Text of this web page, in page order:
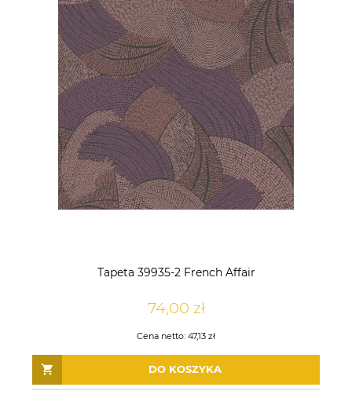
Tapeta 39935-2 French Affair
74,00 zł
Cena netto: 47,13 zł
DO KOSZYKA